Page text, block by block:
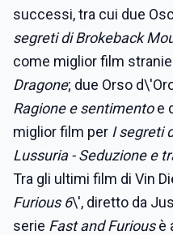
successi, tra cui due
segreti di Brokeback
come miglior film
Dragone; due Orso
Ragione e sentimentoe
miglior film per I segreti
Lussuria - Seduzione e
Tra gli ultimi film di Vin
Furious 6\', diretto da
serie Fast and Furiousè